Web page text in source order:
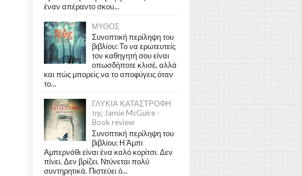
έναν απέραντο σκου...
ΜΥΘΟΣ
Συνοπτική περίληψη του
βιβλίου: Το να ερωτευτείς
τον καθηγητή σου είναι
οπωσδήποτε κλισέ, αλλά
και πώς μπορείς να το αποφύγεις όταν
το...
ΓΛΥΚΙΑ ΚΑΤΑΣΤΡΟΦΗ
της Jamie McGuire -
Book review
Συνοπτική περίληψη του
βιβλίου: Η Άμπι
Αμπερνάθι είναι ένα καλό κορίτσι. Δεν
πίνει. Δεν βρίζει. Ντύνεται πολύ
συντηρητικά. Πιστεύει ό...